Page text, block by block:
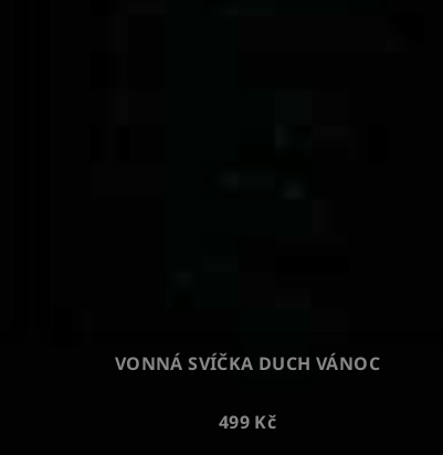
VONNÁ SVÍČKA DUCH VÁNOC
499 Kč